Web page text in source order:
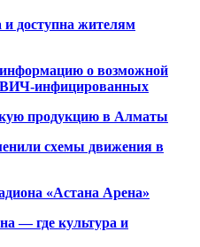
доступна жителям
о возможной
ВИЧ-инфицированных
продукцию в Алматы
схемы движения в
«Астана Арена»
— где культура и